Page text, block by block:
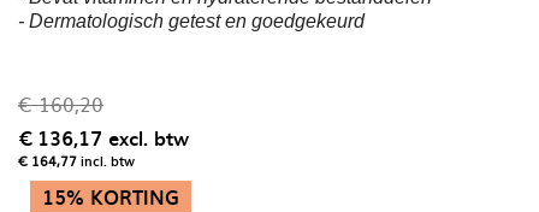
- Dermatologisch getest en goedgekeurd
€ 160,20
€ 136,17 excl. btw
€ 164,77incl. btw
15% KORTING